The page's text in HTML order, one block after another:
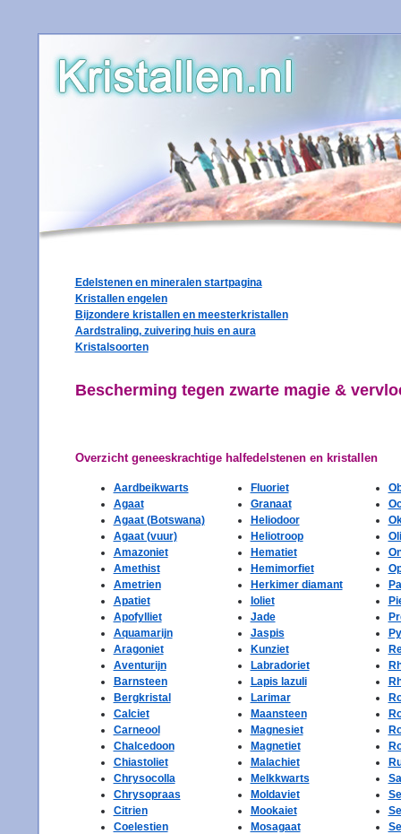
Edelstenen en mineralen startpagina
Kristallen engelen
Bijzondere kristallen en meesterkristallen
Aardstraling, zuivering huis en aura
Kristalsoorten
Bescherming tegen zwarte magie &
Overzicht geneeskrachtige halfedelstenen en kristallen
Aardbeikwarts
Agaat
Agaat (Botswana)
Agaat (vuur)
Amazoniet
Amethist
Ametrien
Apatiet
Apofylliet
Aquamarijn
Aragoniet
Aventurijn
Barnsteen
Bergkristal
Calciet
Carneool
Chalcedoon
Chiastoliet
Chrysocolla
Chrysopraas
Citrien
Coelestien
Fluoriet
Granaat
Heliodoor
Heliotroop
Hematiet
Hemimorfiet
Herkimer diamant
Ioliet
Jade
Jaspis
Kunziet
Labradoriet
Lapis lazuli
Larimar
Maansteen
Magnesiet
Magnetiet
Malachiet
Melkkwarts
Moldaviet
Mookaiet
Mosagaat